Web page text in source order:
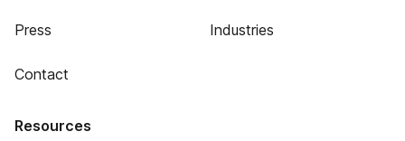
Press
Contact
Industries
Resources